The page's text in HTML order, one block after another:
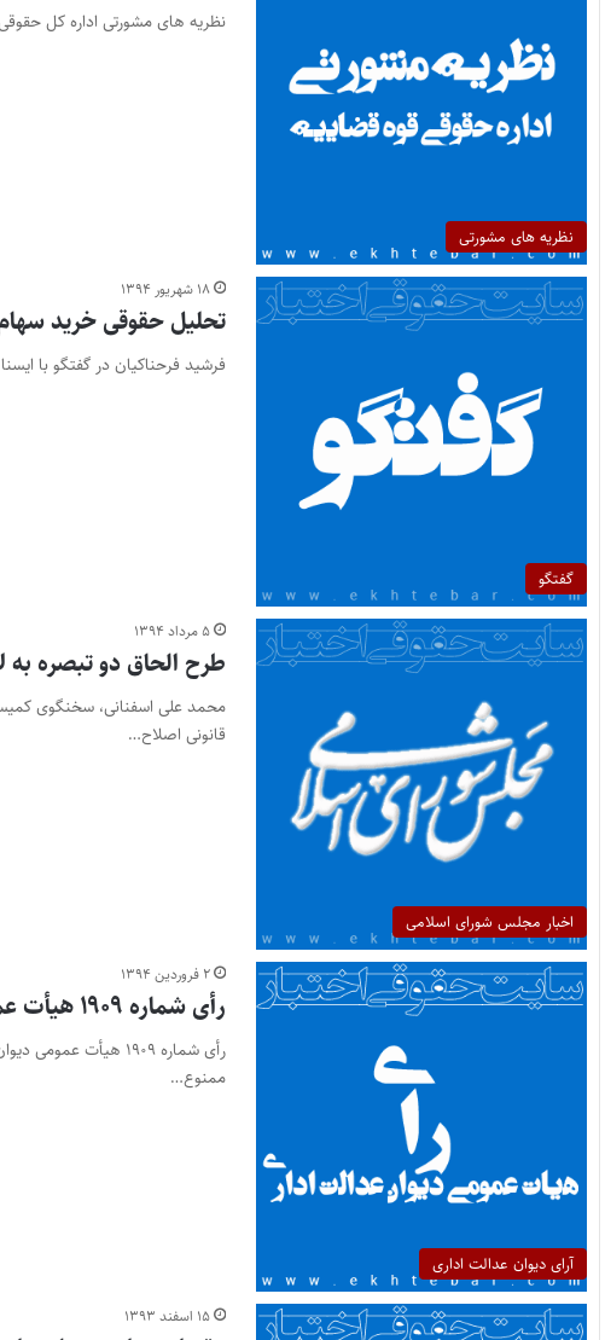
نظریه های مشورتی
نظریه های مشورتی اداره کل حقوقی
گفتگو
۱۸ شهریور ۱۳۹۴
تحلیل حقوقی خرید
فرشید فرحناکیان در گفتگو با
اخبار مجلس شورای اسلامی
۵ مرداد ۱۳۹۴
طرح الحاق دو تبصره به لایحه
محمد علی اسفنانی، سخنگوی
قانونی اصلاح…
آرای دیوان عدالت اداری
۲ فروردین ۱۳۹۴
رأی شماره ۱۹۰۹ هیأت عمومی دیوان عدالت اداری
رأی شماره ۱۹۰۹
ممنوع‌…
۱۵ اسفند ۱۳۹۳